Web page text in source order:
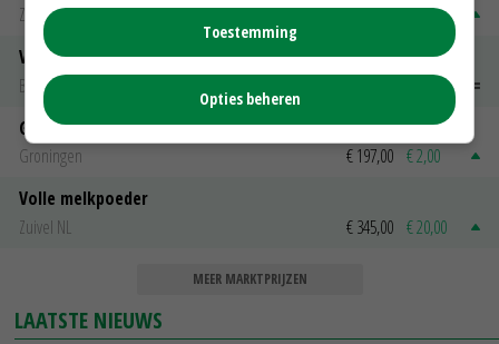
Zuivel NL
€ 269,00 € 7,00
Vleeskuikens 2001-2600 gr
Barneveld
Gerst
Groningen
€ 197,00 € 2,00
Volle melkpoeder
Zuivel NL
€ 345,00 € 20,00
MEER MARKTPRIJZEN
LAATSTE NIEUWS
Toestemming
Opties beheren